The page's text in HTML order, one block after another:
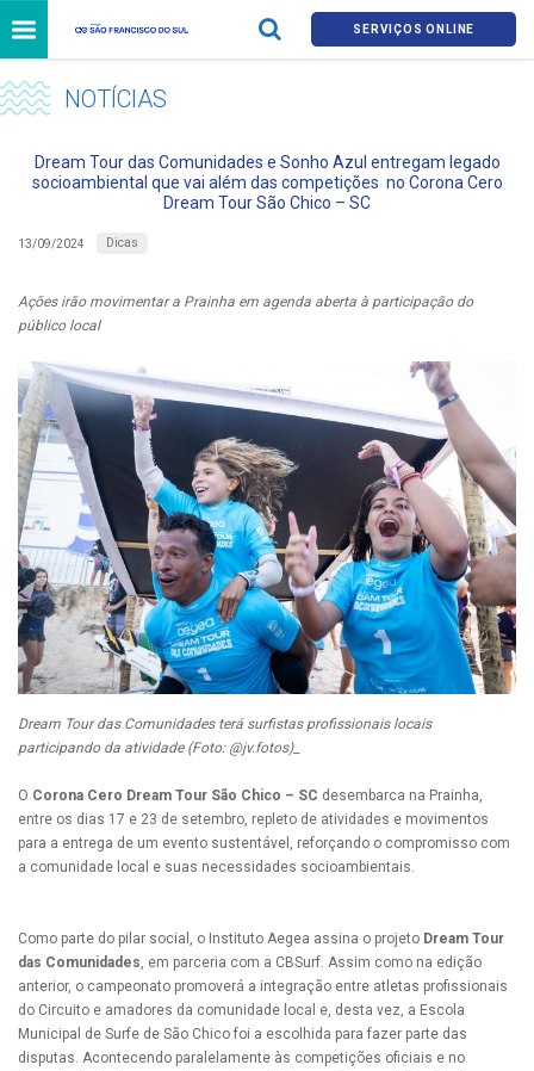
SERVIÇOS ONLINE
NOTÍCIAS
Dream Tour das Comunidades e Sonho Azul entregam legado
socioambiental que vai além das competições no Corona Cero
Dream Tour São Chico – SC
13/09/2024 Dicas
Ações irão movimentar a Prainha em agenda aberta à participação do
público local
Dream Tour das Comunidades terá surfistas profissionais locais
participando da atividade (Foto: @jv.fotos)_
O Corona Cero Dream Tour São Chico – SC desembarca na Prainha,
entre os dias 17 e 23 de setembro, repleto de atividades e movimentos
para a entrega de um evento sustentável, reforçando o compromisso com
a comunidade local e suas necessidades socioambientais.
Como parte do pilar social, o Instituto Aegea assina o projeto Dream Tour
das Comunidades , em parceria com a CBSurf. Assim como na edição
anterior, o campeonato promoverá a integração entre atletas profissionais
do Circuito e amadores da comunidade local e, desta vez, a Escola
Municipal de Surfe de São Chico foi a escolhida para fazer parte das
disputas. Acontecendo paralelamente às competições oficiais e no